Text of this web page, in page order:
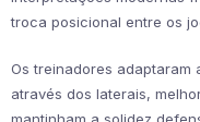
troca posicional entre os
Os treinadores adaptaram
através dos laterais,
mantinham a solidez